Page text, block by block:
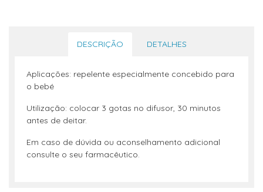
DESCRIÇÃO DETALHES
Aplicações: repelente especialmente concebido para
o bebé
Utilização: colocar 3 gotas no difusor, 30 minutos
antes de deitar.
Em caso de dúvida ou aconselhamento adicional
consulte o seu farmacêutico.